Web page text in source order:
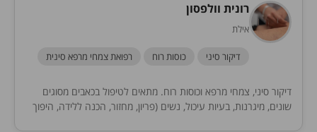
רונית וולפסון
אילת
דיקור סיני כוסות רוח רפואת צמחי מרפא סינית
דיקור סיני, צמחי מרפא וכוסות רוח. מתאים לטיפול בכאבים מסוגים
שונים, מיגרנות, בעיות עיכול, נשים (פריון, מחזור, הכנה ללידה, היפוך